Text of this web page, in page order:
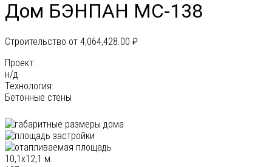
Дом БЭНПАН МС-138
Строительство от 4,064,428.00 ₽
Проект:
н/д
Технология:
Бетонные стены
10,1х12,1 м.